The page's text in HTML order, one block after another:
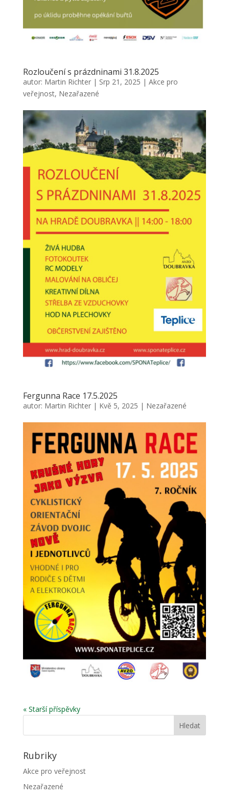
Rozloučení s prázdninami 31.8.2025
autor: Martin Richter| Srp 21, 2025 | Akce pro
veřejnost, Nezařazené
Fergunna Race 17.5.2025
autor: Martin Richter| Kvě 5, 2025 | Nezařazené
« Starší příspěvky
Rubriky
Akce pro veřejnost
Nezařazené